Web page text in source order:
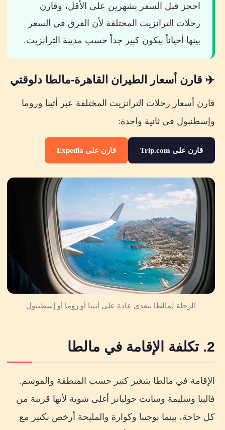
احجز قبل السفر بشهرين على الأقل، وقارن
رحلات الترانزيت المختلفة لأن الفرق في السعر
بينها أحياناً بيكون كبير جداً حسب مدينة الترانزيت.
✈️ قارن أسعار الطيران القاهرة-مالطا دلوقتي
قارن أسعار رحلات الترانزيت المختلفة عبر أثينا وروما
وإسطنبول في ثانية واحدة:
قارن على Trip.com قارن على Expedia
الرحلة لمالطا بتعدي عادة على أثينا أو روما أو إسطنبول
2. تكلفة الإقامة في مالطا
الإقامة في مالطا بتتغير كتير حسب المنطقة والموسم.
فاليتا وسليمة وسانت جوليانز أغلى شوية لأنها قريبة من
كل حاجة، بينما بوجيبا وكوارة والمليحة أرخص بكتير مع